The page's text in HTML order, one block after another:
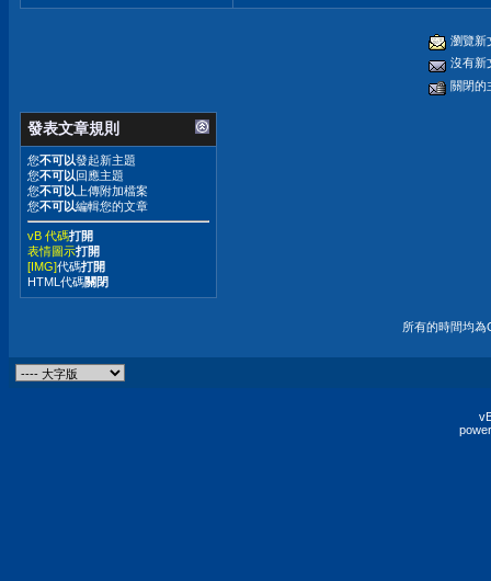
瀏覽新
沒有新
關閉的
發表文章規則
您不可以發起新主題
您不可以回應主題
您不可以 上傳附加檔案
您不可以編輯您的文章
vB 代碼打開
表情圖示打開
[IMG]代碼打開
HTML代碼關閉
所有的時間均為